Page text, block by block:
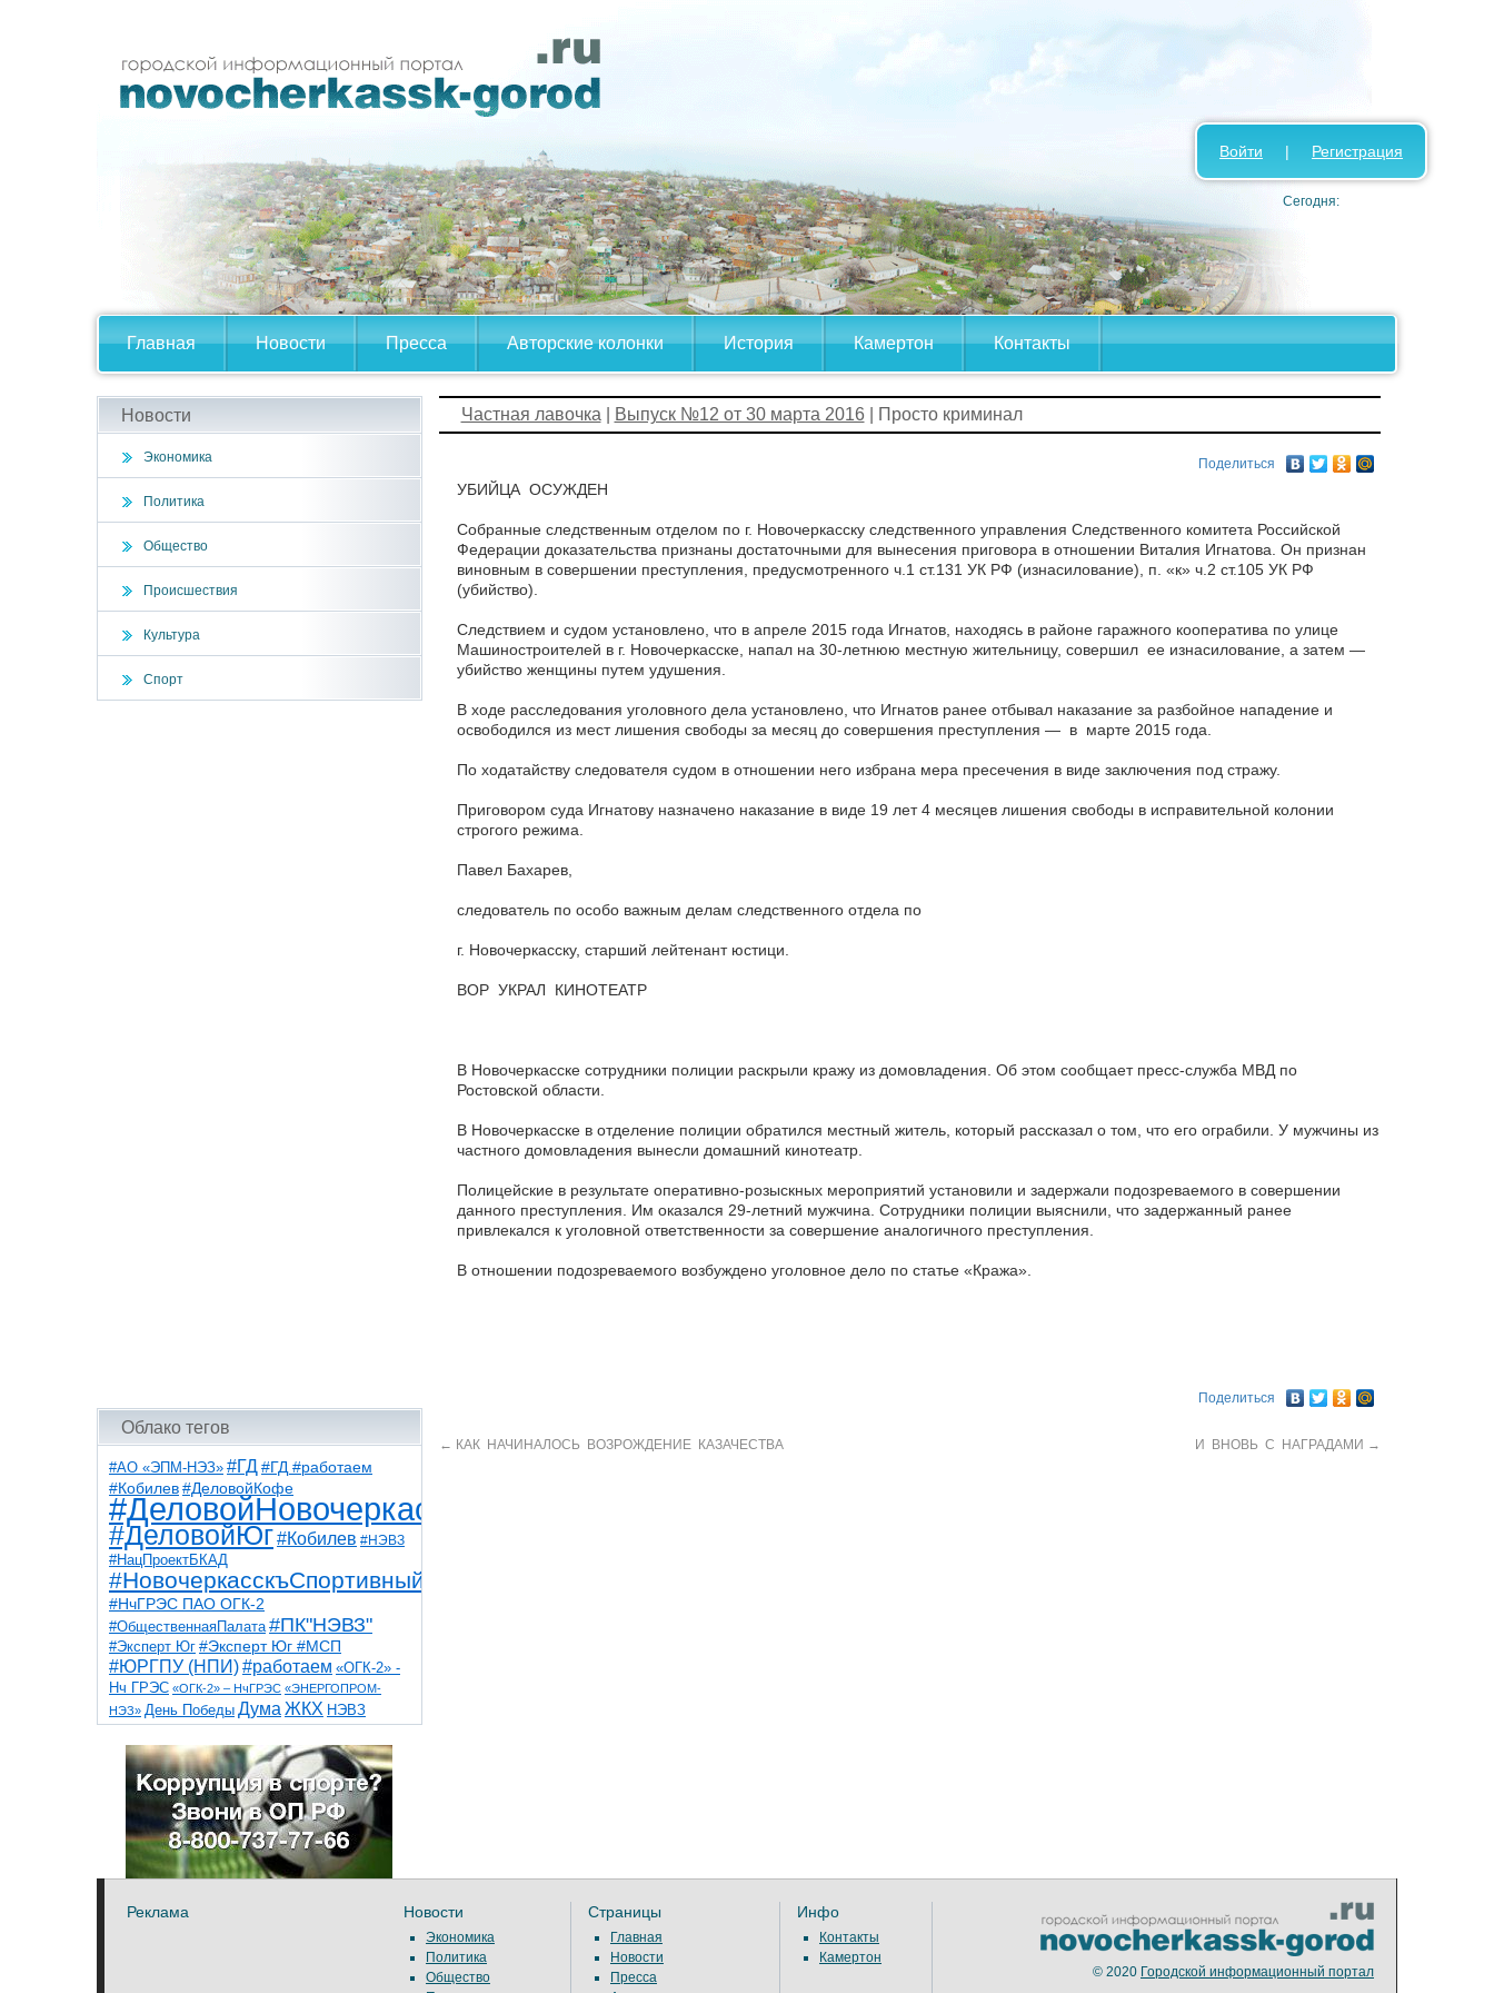
Главная Новости Пресса Авторские колонки История Камертон Контакты
Войти | Регистрация
Сегодня:
Новости
Экономика
Политика
Общество
Происшествия
Культура
Спорт
Облако тегов
#АО «ЭПМ-НЭЗ» #ГД #ГД #работаем
#Кобилев #ДеловойКофе
#ДеловойНовочеркасск
#ДеловойЮг#Кобилев #НЭВЗ
#НацПроектБКАД
#НовочеркасскъСпортивный
#НчГРЭС ПАО ОГК-2
#ОбщественнаяПалата #ПК"НЭВЗ"
#Эксперт Юг #Эксперт Юг #МСП
#ЮРГПУ (НПИ)#работаем «ОГК-2» -
Нч ГРЭС «ОГК-2» – НчГРЭС «ЭНЕРГОПРОМ-
НЭЗ» День Победы Дума ЖКХ НЭВЗ
НчГРЭС ТНТ
благоустройствоветераны выборы
детидороги казаки коррупция космос
общественная палата парк пожар роща
спорт театр транспорт художники
Частная лавочка Выпуск №12 от 30 марта 2016| Просто криминал
Поделиться
УБИЙЦА ОСУЖДЕН
Собранные следственным отделом по г. Новочеркасску следственного управления Следственного комитета Российской
Федерации доказательства признаны достаточными для вынесения приговора в отношении Виталия Игнатова. Он признан
виновным в совершении преступления, предусмотренного ч.1 ст.131 УК РФ (изнасилование), п. «к» ч.2 ст.105 УК РФ
(убийство).
Следствием и судом установлено, что в апреле 2015 года Игнатов, находясь в районе гаражного кооператива по улице
Машиностроителей в г. Новочеркасске, напал на 30-летнюю местную жительницу, совершил ее изнасилование, а затем —
убийство женщины путем удушения.
В ходе расследования уголовного дела установлено, что Игнатов ранее отбывал наказание за разбойное нападение и
освободился из мест лишения свободы за месяц до совершения преступления — в марте 2015 года.
По ходатайству следователя судом в отношении него избрана мера пресечения в виде заключения под стражу.
Приговором суда Игнатову назначено наказание в виде 19 лет 4 месяцев лишения свободы в исправительной колонии
строгого режима.
Павел Бахарев,
следователь по особо важным делам следственного отдела по
г. Новочеркасску, старший лейтенант юстици.
ВОР УКРАЛ КИНОТЕАТР
В Новочеркасске сотрудники полиции раскрыли кражу из домовладения. Об этом сообщает пресс-служба МВД по
Ростовской области.
В Новочеркасске в отделение полиции обратился местный житель, который рассказал о том, что его ограбили. У мужчины из
частного домовладения вынесли домашний кинотеатр.
Полицейские в результате оперативно-розыскных мероприятий установили и задержали подозреваемого в совершении
данного преступления. Им оказался 29-летний мужчина. Сотрудники полиции выяснили, что задержанный ранее
привлекался к уголовной ответственности за совершение аналогичного преступления.
В отношении подозреваемого возбуждено уголовное дело по статье «Кража».
Поделиться
← КАК НАЧИНАЛОСЬ ВОЗРОЖДЕНИЕ КАЗАЧЕСТВА И ВНОВЬ С НАГРАДАМИ →
Реклама Новости
Экономика
Политика
Общество
Страницы
Главная
Новости
Пресса
Инфо
Контакты
Камертон
© 2020 Городской информационный портал